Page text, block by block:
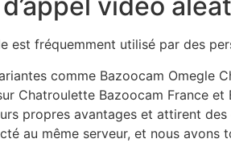
est fréquemment utilisé par des
comme Bazoocam Omegle
Chatroulette Bazoocam France
propres avantages et attirent
au même serveur, et nous avons